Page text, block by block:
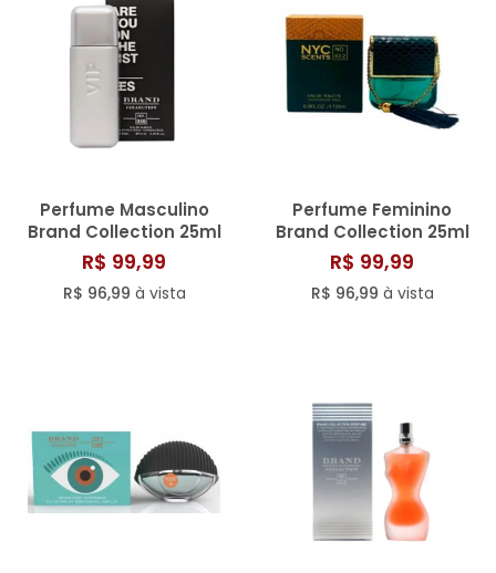
Perfume Masculino
Brand Collection 25ml
N° 008
R$ 99,99
R$ 96,99 à vista
Perfume Feminino
Brand Collection 25ml
N° 022/814
R$ 99,99
R$ 96,99 à vista